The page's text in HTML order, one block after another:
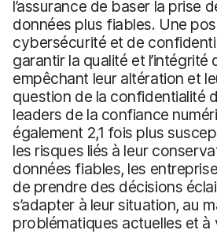
l’assurance de baser la prise
données plus fiables. Une
cybersécurité et de
garantir la qualité et l’intégrité
empêchant leur altération et
question de la confidentialité
leaders de la confiance
également 2,1 fois plus
les risques liés à leur
données fiables, les
de prendre des décisions
s’adapter à leur situation, au
problématiques actuelles et à